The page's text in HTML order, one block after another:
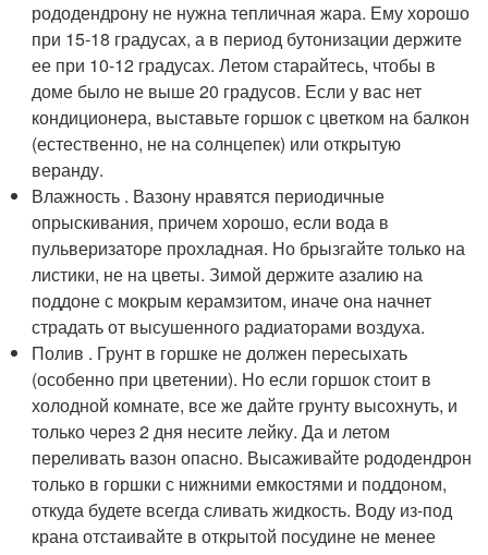
рододендрону не нужна тепличная жара. Ему хорошо
при 15-18 градусах, а в период бутонизации держите
ее при 10-12 градусах. Летом старайтесь, чтобы в
доме было не выше 20 градусов. Если у вас нет
кондиционера, выставьте горшок с цветком на балкон
(естественно, не на солнцепек) или открытую
веранду.
Влажность . Вазону нравятся периодичные
опрыскивания, причем хорошо, если вода в
пульверизаторе прохладная. Но брызгайте только на
листики, не на цветы. Зимой держите азалию на
поддоне с мокрым керамзитом, иначе она начнет
страдать от высушенного радиаторами воздуха.
Полив . Грунт в горшке не должен пересыхать
(особенно при цветении). Но если горшок стоит в
холодной комнате, все же дайте грунту высохнуть, и
только через 2 дня несите лейку. Да и летом
переливать вазон опасно. Высаживайте рододендрон
только в горшки с нижними емкостями и поддоном,
откуда будете всегда сливать жидкость. Воду из-под
крана отстаивайте в открытой посудине не менее